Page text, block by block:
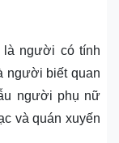
người có tính
người biết quan
người phụ nữ
và quán xuyến